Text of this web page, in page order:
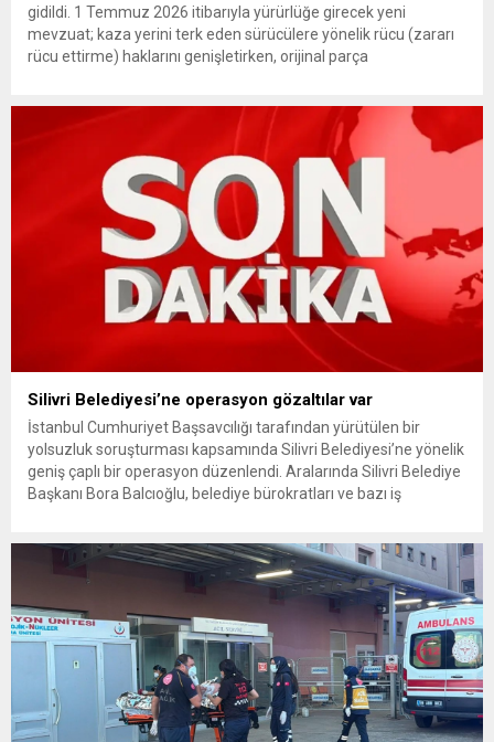
gidildi. 1 Temmuz 2026 itibarıyla yürürlüğe girecek yeni
mevzuat; kaza yerini terk eden sürücülere yönelik rücu (zararı
rücu ettirme) haklarını genişletirken, orijinal parça
getiriyor. Hazine Müsteşarlığına bağlı ilgili kurumlarca...
Silivri Belediyesi’ne operasyon gözaltılar var
İstanbul Cumhuriyet Başsavcılığı tarafından yürütülen bir
yolsuzluk soruşturması kapsamında Silivri Belediyesi’ne yönelik
geniş çaplı bir operasyon düzenlendi. Aralarında Silivri Belediye
Başkanı Bora Balcıoğlu, belediye bürokratları ve bazı iş
inceleme ve arama çalışmaları devam ediyor. İstanbul’da...